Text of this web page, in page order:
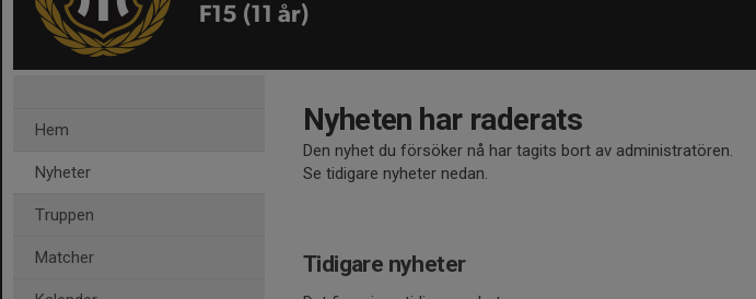
F15 (11 år)
Hem
Nyheter
Truppen
Matcher
Nyheten har raderats
Den nyhet du försöker nå har tagits bort av administratören.
Se tidigare nyheter nedan.
Tidigare nyheter